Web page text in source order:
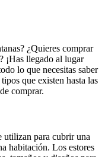
¿Quieres comprar
¡Has llegado al lugar
lo que necesitas saber
que existen hasta las
comprar.
utilizan para cubrir una
habitación. Los estores